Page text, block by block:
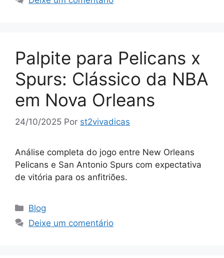
Palpite para Pelicans x
Spurs: Clássico da NBA
em Nova Orleans
24/10/2025 Por st2vivadicas
Análise completa do jogo entre New Orleans
Pelicans e San Antonio Spurs com expectativa
de vitória para os anfitriões.
Categorias
Blog
Deixe um comentário